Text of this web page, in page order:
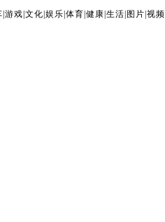
游戏 文化 娱乐 体育 健康 生活 图片 视频